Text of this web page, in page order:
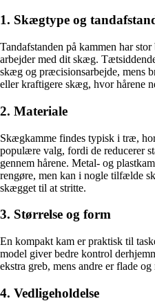
1. Skægtype og
Tandafstanden på kammen har
arbejder med dit skæg.
skæg og præcisionsarbejde, mens
eller kraftigere skæg, hvor hårene
2. Materiale
Skægkamme findes typisk i træ,
populære valg, fordi de reducerer
gennem hårene. Metal- og
rengøre, men kan i nogle tilfælde
skægget til at stritte.
3. Størrelse og form
En kompakt kam er praktisk til
model giver bedre kontrol
ekstra greb, mens andre er flade
4. Vedligeholdelse